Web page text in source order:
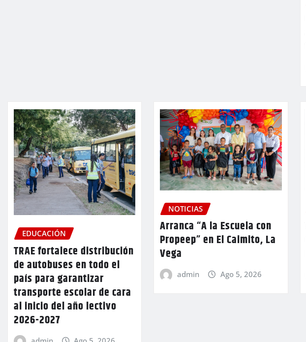
EDUCACIÓN
TRAE fortalece distribución
de autobuses en todo el
país para garantizar
transporte escolar de cara
al inicio del año lectivo
2026-2027
NOTICIAS
Arranca “A la Escuela con
Propeep” en El Caimito, La
Vega
admin Ago 5, 2026